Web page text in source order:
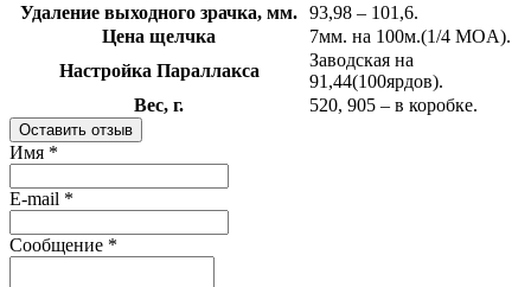
Удаление выходного зрачка, мм. 93,98 – 101,6.
Цена щелчка
7мм. на 100м.(1/4 MOA).
Настройка Параллакса
Заводская на
91,44(100ярдов).
Вес, г.
520, 905 – в коробке.
Оставить отзыв
Имя *
E-mail *
Сообщение *